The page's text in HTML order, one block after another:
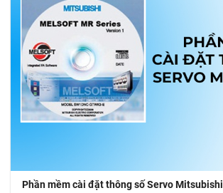
Phần mềm cài đặt thông số Servo Mitsubishi